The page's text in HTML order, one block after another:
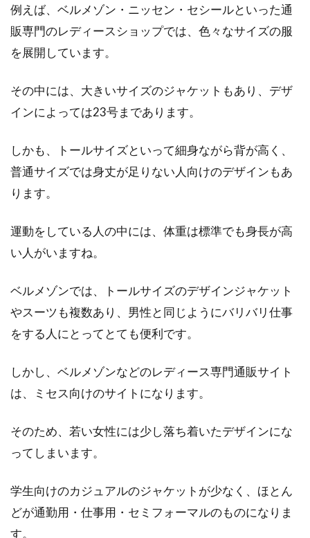
例えば、ベルメゾン・ニッセン・セシールといった通
販専門のレディースショップでは、色々なサイズの服
を展開しています。
その中には、大きいサイズのジャケットもあり、デザ
インによっては23号まであります。
しかも、トールサイズといって細身ながら背が高く、
普通サイズでは身丈が足りない人向けのデザインもあ
ります。
運動をしている人の中には、体重は標準でも身長が高
い人がいますね。
ベルメゾンでは、トールサイズのデザインジャケット
やスーツも複数あり、男性と同じようにバリバリ仕事
をする人にとってとても便利です。
しかし、ベルメゾンなどのレディース専門通販サイト
は、ミセス向けのサイトになります。
そのため、若い女性には少し落ち着いたデザインにな
ってしまいます。
学生向けのカジュアルのジャケットが少なく、ほとん
どが通勤用・仕事用・セミフォーマルのものになりま
す。